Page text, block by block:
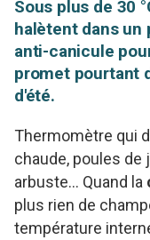
Sous plus de 30
halètent dans un
anti-canicule
promet pourtant
d'été.
Thermomètre qui
chaude, poules
arbuste… Quand la
plus rien de
température